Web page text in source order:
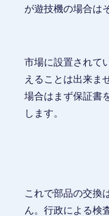
が遊技機の場合は
市場に設置されて
えることは出来ま
場合はまず保証書
します。
これで部品の交換
ん。行政による検